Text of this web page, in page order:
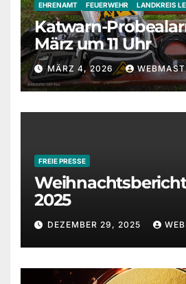
EHRENAMT FEUERWEHR LANDKREIS
Katwarn-
März um 11 Uhr
MÄRZ 4, 2026
FREIE PRESSE
2025
DEZEMBER 29, 2025